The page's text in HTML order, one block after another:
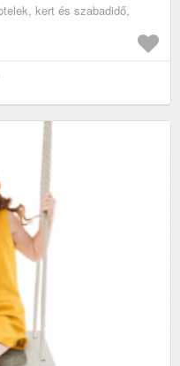
kert és szabadidő,